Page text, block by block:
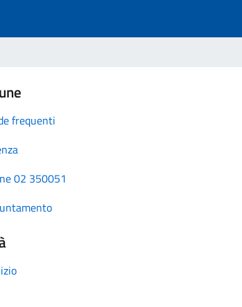
frequenti
02 350051